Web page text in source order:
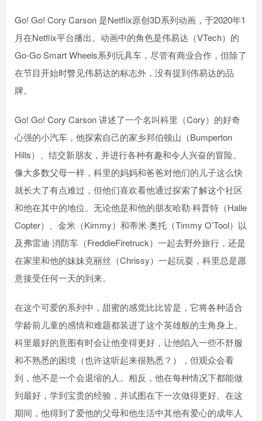
Go! Go! Cory Carson 是Netflix原创3D系列动画，于2020年1
月在Netflix平台播出。动画中的角色是伟易达（VTech）的
Go-Go Smart Wheels系列玩具车，尽管有商业合作，但除了
在节目开始时瞥见伟易达的标志外，没有提到伟易达的品
牌。
Go! Go! Cory Carson 讲述了一个名叫科里（Cory）的好奇
心强的小汽车，他探索自己的家乡邦伯顿山（Bumperton
Hills）、结交新朋友，并进行各种有趣和令人兴奋的冒险。
像大多数父母一样，科里的妈妈和爸爸对他们的儿子这么快
就长大了有点难过，但他们喜欢看他通过探索了解这个社区
和他在其中的地位。无论他是和他的朋友哈勒·科普特（Halle
Copter）、金米（Kimmy）和蒂米·奥托（Timmy O’Tool）以
及弗雷迪·消防车（FreddieFiretruck）一起去野外旅行，还是
在家里和他的妹妹克丽丝（Chrissy）一起玩耍，科里总是愿
意接受任何一天的到来。
在这个可爱的系列中，甜蜜的感觉比比皆是，它将各种适合
学龄前儿童的感情和难题都装进了这个英雄般的主角身上。
科里最好的意图有时会让他变得更好，让他陷入一些不舒服
和不熟悉的困境（也许这听起来很熟悉？），但观众会看
到，他不是一个会退缩的人。相反，他在每种情况下都能做
到最好，学到宝贵的经验，并试图在下一次做得更好。在这
期间，他得到了爱他的父母和他生活中其他有爱心的成年人